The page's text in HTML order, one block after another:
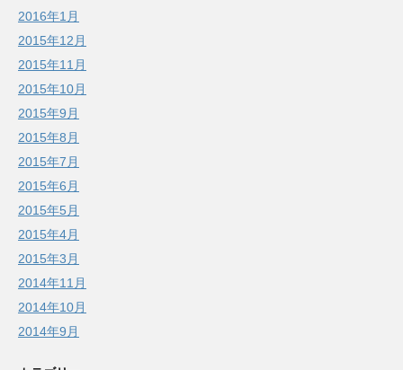
2016年1月
2015年12月
2015年11月
2015年10月
2015年9月
2015年8月
2015年7月
2015年6月
2015年5月
2015年4月
2015年3月
2014年11月
2014年10月
2014年9月